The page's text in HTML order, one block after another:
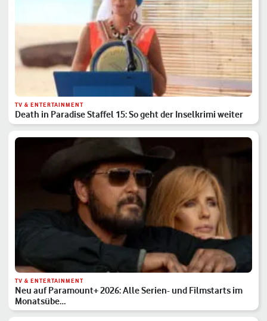
TV & ENTERTAINMENT
Death in Paradise Staffel 15: So geht der Inselkrimi weiter
TV & ENTERTAINMENT
Neu auf Paramount+ 2026: Alle Serien- und Filmstarts im
Monatsübe…